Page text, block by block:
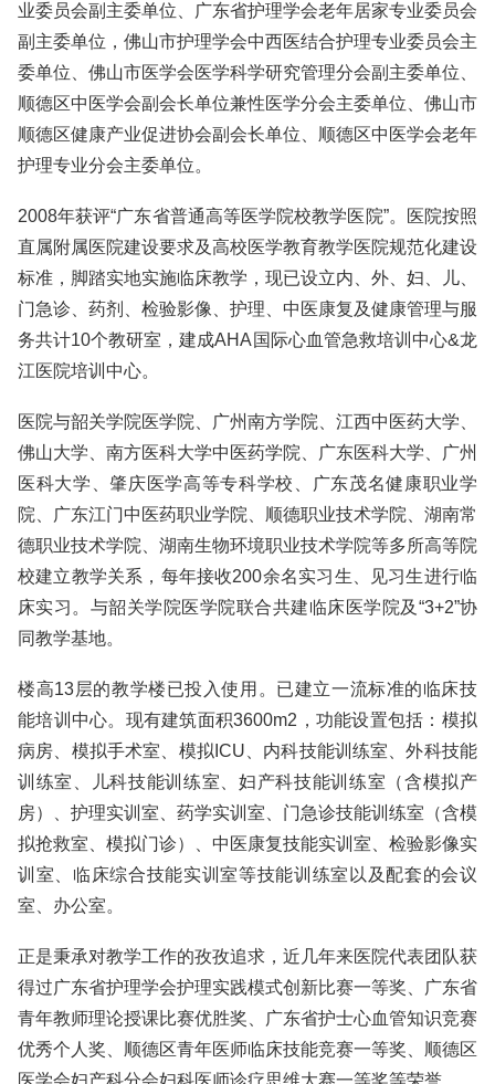
业委员会副主委单位、广东省护理学会老年居家专业委员会
副主委单位，佛山市护理学会中西医结合护理专业委员会主
委单位、佛山市医学会医学科学研究管理分会副主委单位、
顺德区中医学会副会长单位兼性医学分会主委单位、佛山市
顺德区健康产业促进协会副会长单位、顺德区中医学会老年
护理专业分会主委单位。
2008年获评“广东省普通高等医学院校教学医院”。医院按照
直属附属医院建设要求及高校医学教育教学医院规范化建设
标准，脚踏实地实施临床教学，现已设立内、外、妇、儿、
门急诊、药剂、检验影像、护理、中医康复及健康管理与服
务共计10个教研室，建成AHA国际心血管急救培训中心&龙
江医院培训中心。
医院与韶关学院医学院、广州南方学院、江西中医药大学、
佛山大学、南方医科大学中医药学院、广东医科大学、广州
医科大学、肇庆医学高等专科学校、广东茂名健康职业学
院、广东江门中医药职业学院、顺德职业技术学院、湖南常
德职业技术学院、湖南生物环境职业技术学院等多所高等院
校建立教学关系，每年接收200余名实习生、见习生进行临
床实习。与韶关学院医学院联合共建临床医学院及“3+2”协
同教学基地。
楼高13层的教学楼已投入使用。已建立一流标准的临床技
能培训中心。现有建筑面积3600m2，功能设置包括：模拟
病房、模拟手术室、模拟ICU、内科技能训练室、外科技能
训练室、儿科技能训练室、妇产科技能训练室（含模拟产
房）、护理实训室、药学实训室、门急诊技能训练室（含模
拟抢救室、模拟门诊）、中医康复技能实训室、检验影像实
训室、临床综合技能实训室等技能训练室以及配套的会议
室、办公室。
正是秉承对教学工作的孜孜追求，近几年来医院代表团队获
得过广东省护理学会护理实践模式创新比赛一等奖、广东省
青年教师理论授课比赛优胜奖、广东省护士心血管知识竞赛
优秀个人奖、顺德区青年医师临床技能竞赛一等奖、顺德区
医学会妇产科分会妇科医师诊疗思维大赛一等奖等荣誉。